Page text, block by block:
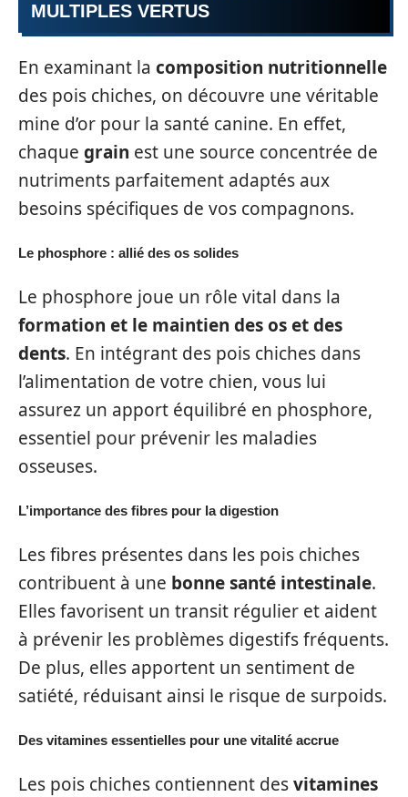
MULTIPLES VERTUS
En examinant la composition nutritionnelle
des pois chiches, on découvre une véritable
mine d’or pour la santé canine. En effet,
chaque grain est une source concentrée de
nutriments parfaitement adaptés aux
besoins spécifiques de vos compagnons.
Le phosphore : allié des os solides
Le phosphore joue un rôle vital dans la
formation et le maintien des os et des
dents. En intégrant des pois chiches dans
l’alimentation de votre chien, vous lui
assurez un apport équilibré en phosphore,
essentiel pour prévenir les maladies
osseuses.
L’importance des fibres pour la digestion
Les fibres présentes dans les pois chiches
contribuent à une bonne santé intestinale.
Elles favorisent un transit régulier et aident
à prévenir les problèmes digestifs fréquents.
De plus, elles apportent un sentiment de
satiété, réduisant ainsi le risque de surpoids.
Des vitamines essentielles pour une vitalité accrue
Les pois chiches contiennent desvitamines